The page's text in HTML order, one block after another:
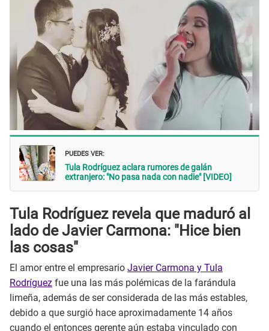
PUEDES VER:
Tula Rodríguez aclara rumores de galán
extranjero: "No pasa nada con nadie" [VIDEO]
Tula Rodríguez revela que maduró al
lado de Javier Carmona: "Hice bien
las cosas"
El amor entre el empresario Javier Carmona y Tula
Rodríguez fue una las más polémicas de la farándula
limeña, además de ser considerada de las más estables,
debido a que surgió hace aproximadamente 14 años
cuando el entonces gerente aún estaba vinculado con